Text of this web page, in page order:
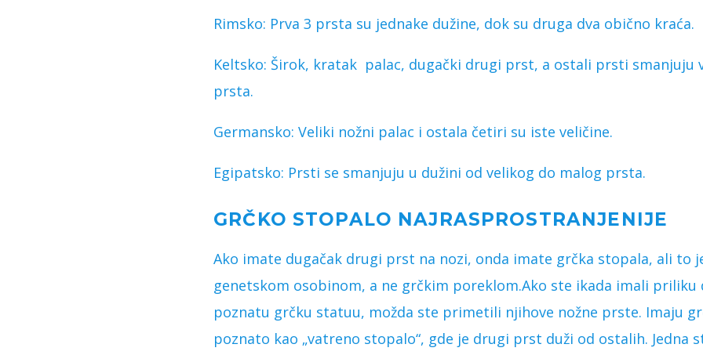
Rimsko: Prva 3 prsta su jednake dužine, dok su druga dva obično kraća.
Keltsko: Širok, kratak palac, dugački drugi prst, a ostali prsti smanjuju
prsta.
Germansko: Veliki nožni palac i ostala četiri su iste veličine.
Egipatsko: Prsti se smanjuju u dužini od velikog do malog prsta.
GRČKO STOPALO NAJRASPROSTRANJENIJE
Ako imate dugačak drugi prst na nozi, onda imate grčka stopala, ali to
genetskom osobinom, a ne grčkim poreklom.Ako ste ikada imali priliku
poznatu grčku statuu, možda ste primetili njihove nožne prste. Imaju
poznato kao „vatreno stopalo“, gde je drugi prst duži od ostalih. Jedna